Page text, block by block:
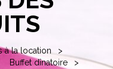
à la location
Buffet dînatoire